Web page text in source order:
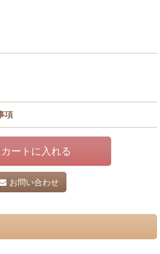
項
カートに入れる
お問い合わせ